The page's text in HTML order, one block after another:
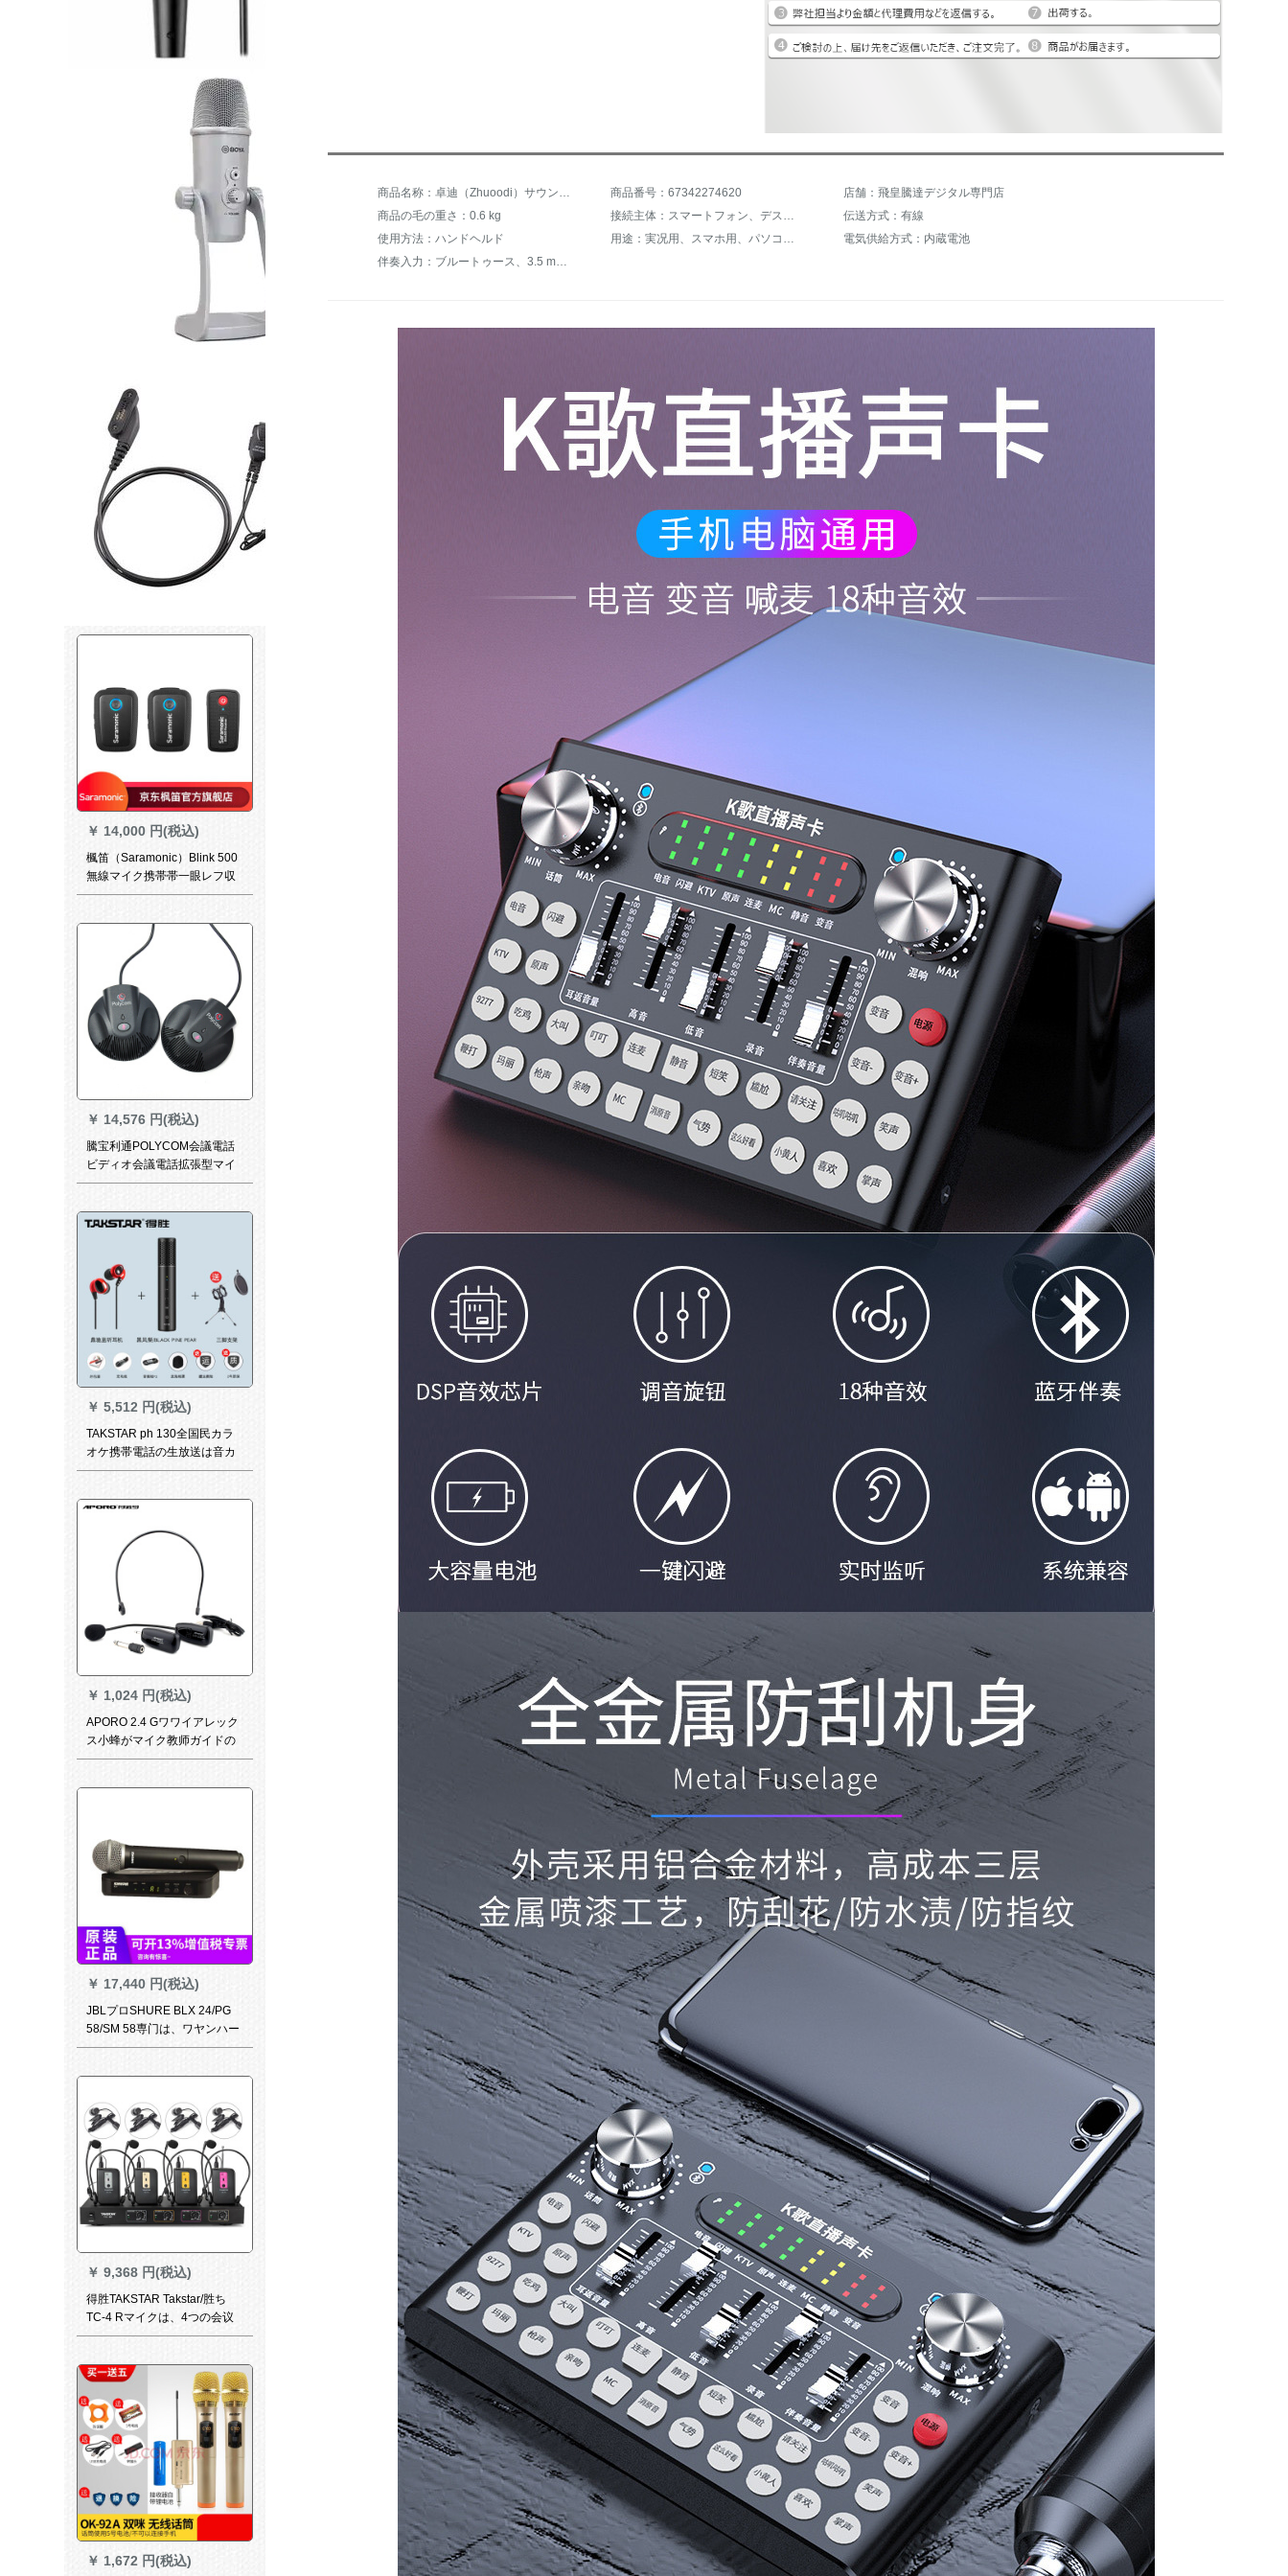
￥ 14,000 円(税込)
楓笛（Saramonic）Blink 500
無線マイク携帯帯一眼レフ収
音小蜂マイク
￥ 14,576 円(税込)
騰宝利通POLYCOM会議電話
ビディオ会議電話拡張型マイ
ク
￥ 5,512 円(税込)
TAKSTAR ph 130全国民カラ
オケ携帯電話の生放送は音カ
ドの音を収录して耳を返しま
ーダンサーの黒の標準装備+鼎
￥ 1,024 円(税込)
APORO 2.4 Gワワイアレック
ス小蜂がマイク教师ガイドの
头を持っています。ホーンの
￥ 17,440 円(税込)
JBLプロSHURE BLX 24/PG
58/SM 58専门は、ワヤンハー
ドマイク会议用のライラック
￥ 9,368 円(税込)
得胜TAKSTAR Takstar/胜ち
TC-4 Rマイクは、4つの会议
ステージでシャントを持って
￥ 1,672 円(税込)
商品名称：卓迪（Zhuoodi）サウンドカードセット携帯電話生放送マイクパソコンの外付け生放送設備K歌で歌え！マイク速手振れ音でチキンキャスターの呼び声変声器アップグレード版【E 300麦+支柱+モニターイヤホン】ブラック 商品番号：67342274620
店舗：飛皇騰達デジタル専門店
商品の毛の重さ：0.6 kg
接続主体：スマートフォン、デスクトップパソコン、ノートパソコン
伝送方式：有線
使用方法：ハンドヘルド
用途：実况用、スマホ用、パソコン用、家庭カラオケ、ゲーム音声、カードセット
電気供給方式：内蔵電池
伴奏入力：ブルートゥース、3.5 mmケーブル